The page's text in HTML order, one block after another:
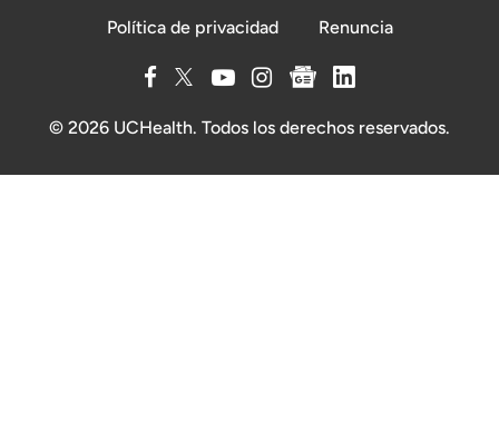
Política de privacidad Renuncia
© 2026 UCHealth. Todos los derechos reservados.